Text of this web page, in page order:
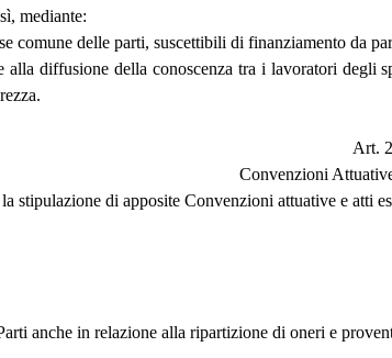
mediante:
comune delle parti, suscettibili di finanziamento da
diffusione della conoscenza tra i lavoratori
Art. 2
Convenzioni
stipulazione di apposite Convenzioni attuative e atti
anche in relazione alla ripartizione di oneri e